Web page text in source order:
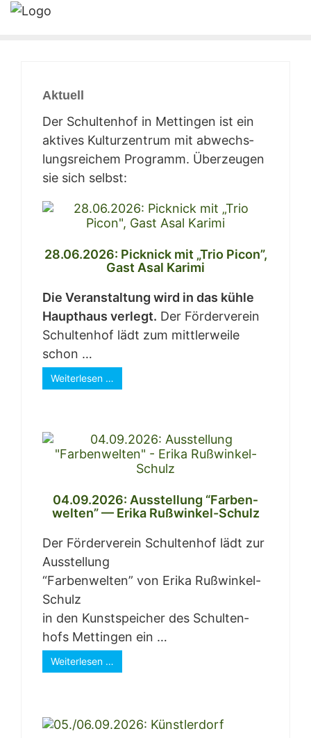
Aktu­ell
Der Schul­ten­hof in Mett­in­gen ist ein
akti­ves Kul­tur­zen­trum mit abwechs­
lungs­rei­chem Pro­gramm. Über­zeu­gen
sie sich selbst:
28.06.2026: Pick­nick mit „Trio Picon”,
Gast Asal Karimi
Die Ver­an­stal­tung wird in das küh­le
Haupt­haus ver­legt. Der För­der­ver­ein
Schul­ten­hof lädt zum mitt­ler­wei­le
schon …
Wei­ter­le­sen …
04.09.2026: Aus­stel­lung “Far­ben­
wel­ten” — Eri­ka Rußwinkel-Schulz
Der För­der­ver­ein Schul­ten­hof lädt zur
Aus­stel­lung
“Far­ben­wel­ten” von Eri­ka Ruß­win­kel-
Schulz
in den Kunst­spei­cher des Schul­ten­
hofs Mett­in­gen ein …
Wei­ter­le­sen …